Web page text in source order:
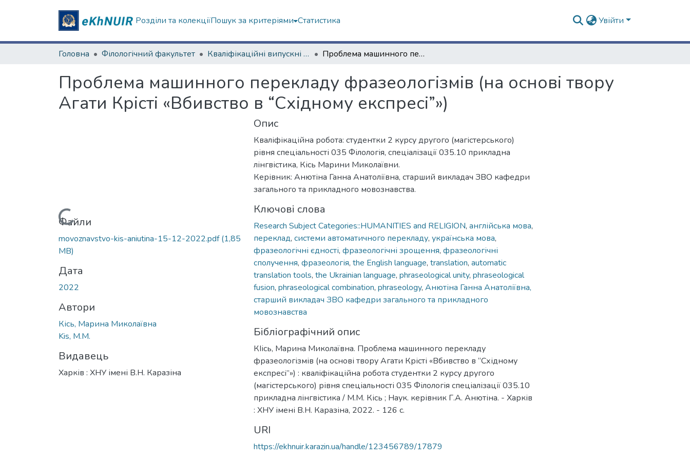
Розділи та колекціїПошук за критеріями Статистика Увійти
Головна Філологічний факультет Кваліфікаційні випускні роботи магістрів. Філологічний факультет Проблема машинного перекладу фразеологізмів (на основі твору Агати Крісті «Вбивство в “Східному експресі”»)
Проблема машинного перекладу фразеологізмів (на основі твору
Агати Крісті «Вбивство в “Східному експресі”»)
Вантажиться...
Файли
movoznavstvo-kis-aniutina-15-12-2022.pdf(1,85
MB)
Дата
2022
Автори
Кісь, Марина Миколаївна
Kis, M.M.
Видавець
Харків : ХНУ імені В.Н. Каразіна
Опис
Кваліфікаційна робота: студентки 2 курсу другого (магістерського)
рівня спеціальності 035 Філологія, спеціалізації 035.10 прикладна
лінгвістика, Кісь Марини Миколаївни.
Керівник: Анютіна Ганна Анатоліївна, старший викладач ЗВО кафедри
загального та прикладного мовознавства.
Ключові слова
Research Subject Categories::HUMANITIES and RELIGION, англійська мова,
переклад, системи автоматичного перекладу, українська мова,
фразеологічні єдності, фразеологічні зрощення, фразеологічні
сполучення, фразеологія, the English language, translation, automatic
translation tools, the Ukrainian language, phraseological unity, phraseological
fusion, phraseological combination, phraseology, Анютіна Ганна Анатоліївна,
старший викладач ЗВО кафедри загального та прикладного
мовознавства
Бібліографічний опис
КІісь, Марина Миколаївна. Проблема машинного перекладу
фразеологізмів (на основі твору Агати Крісті «Вбивство в “Східному
експресі”») : кваліфікаційна робота студентки 2 курсу другого
(магістерського) рівня спеціальності 035 Філологія спеціалізації 035.10
прикладна лінгвістика / М.М. Кісь ; Наук. керівник Г.А. Анютіна. - Харків
: ХНУ імені В.Н. Каразіна, 2022. - 126 с.
URI
https://ekhnuir.karazin.ua/handle/123456789/17879